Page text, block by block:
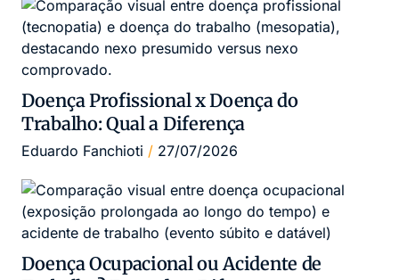
Doença Profissional x Doença do
Trabalho: Qual a Diferença
Eduardo Fanchioti 27/07/2026
Doença Ocupacional ou Acidente de